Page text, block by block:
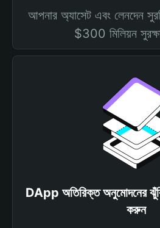
আপনার অ্যাসেট এবং লেনদেন
$300 মিলিয়ন
DApp অতিরিক্ত অনুমোদনের
করুন